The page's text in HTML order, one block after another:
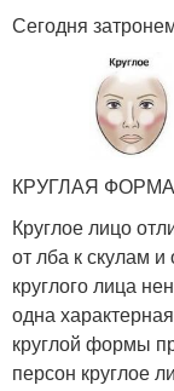
Сегодня
КРУГЛАЯ
Круглое лицо
от лба к скулам
круглого лица
одна
круглой формы
персон круглое